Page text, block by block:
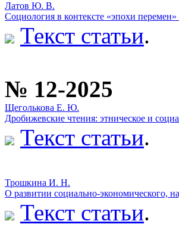
Латов Ю. В.
Социология в контексте «эпохи
Текст статьи.
№ 12-2025
Щеголькова Е. Ю.
Дробижевские чтения: этническое и
Текст статьи.
Трошкина И. Н.
О развитии социально-экономического,
Текст статьи.